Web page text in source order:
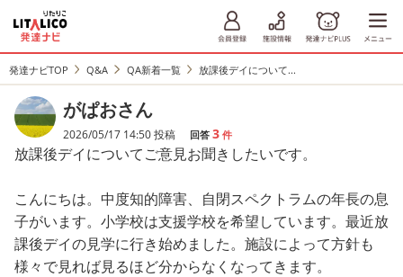
発達ナビTOP Q&A QA新着一覧 放課後デイについて...
がぱおさん
2026/05/17 14:50 投稿 回答 3 件
放課後デイについてご意見お聞きしたいです。
こんにちは。中度知的障害、自閉スペクトラムの年長の息
子がいます。小学校は支援学校を希望しています。最近放
課後デイの見学に行き始めました。施設によって方針も
様々で見れば見るほど分からなくなってきます。